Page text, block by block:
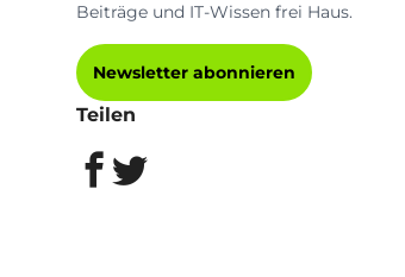
Beiträge und IT-Wissen frei Haus.
Newsletter abonnieren
Teilen